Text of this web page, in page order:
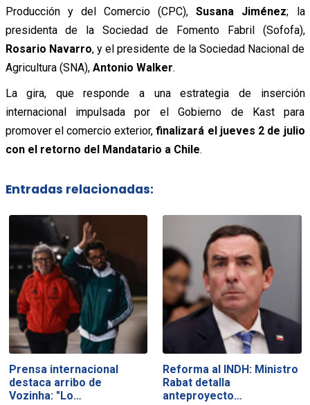
Producción y del Comercio (CPC),Susana Jiménez; la
presidenta de la Sociedad de Fomento Fabril (Sofofa),
Rosario Navarro, y el presidente de la Sociedad Nacional de
Agricultura (SNA), Antonio Walker.
La gira, que responde a una estrategia de inserción
internacional impulsada por el Gobierno de Kast para
promover el comercio exterior,finalizará el jueves 2 de julio
con el retorno del Mandatario a Chile.
Entradas relacionadas:
Prensa internacional
destaca arribo de
Vozinha: "Lo…
Reforma al INDH: Ministro
Rabat detalla
anteproyecto…